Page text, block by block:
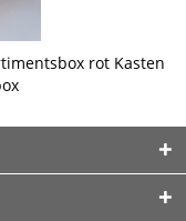
rot Kasten